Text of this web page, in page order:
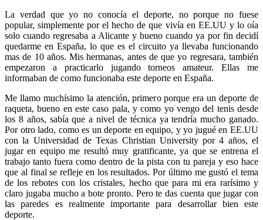
La verdad que yo no conocía el deporte, no porque no fuese
popular, simplemente por el hecho de que vivía en EE.UU y lo oía
solo cuando regresaba a Alicante y bueno cuando ya por fin decidí
quedarme en España, lo que es el circuito ya llevaba funcionando
mas de 10 años. Mis hermanas, antes de que yo regresara, también
empezaron a practicarlo jugando torneos amateur. Ellas me
informaban de como funcionaba este deporte en España.
Me llamo muchísimo la atención, primero porque era un deporte de
raqueta, bueno en este caso pala, y como yo vengo del tenis desde
los 8 años, sabía que a nivel de técnica ya tendría mucho ganado.
Por otro lado, como es un deporte en equipo, y yo jugué en EE.UU
con la Universidad de Texas Christian University por 4 años, el
jugar en equipo me resultó muy gratificante, ya que se entrena el
trabajo tanto fuera como dentro de la pista con tu pareja y eso hace
que al final se refleje en los resultados. Por último me gustó el tema
de los rebotes con los cristales, hecho que para mi era rarísimo y
claro jugaba mucho a bote pronto. Pero te das cuenta que jugar con
las paredes es realmente importante para desarrollar bien este
deporte.